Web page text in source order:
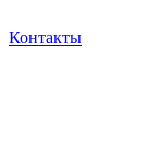
Контакты